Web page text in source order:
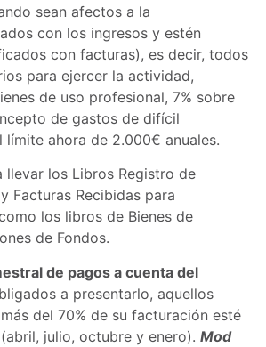
sean afectos a la
con los ingresos y estén
con facturas), es decir, todos
para ejercer la actividad,
de uso profesional, 7% sobre
de gastos de difícil
ahora de 2.000€ anuales.
llevar los Libros Registro de
Facturas Recibidas para
los libros de Bienes de
de Fondos.
de pagos a cuenta del
a presentarlo, aquellos
del 70% de su facturación esté
julio, octubre y enero). Mod